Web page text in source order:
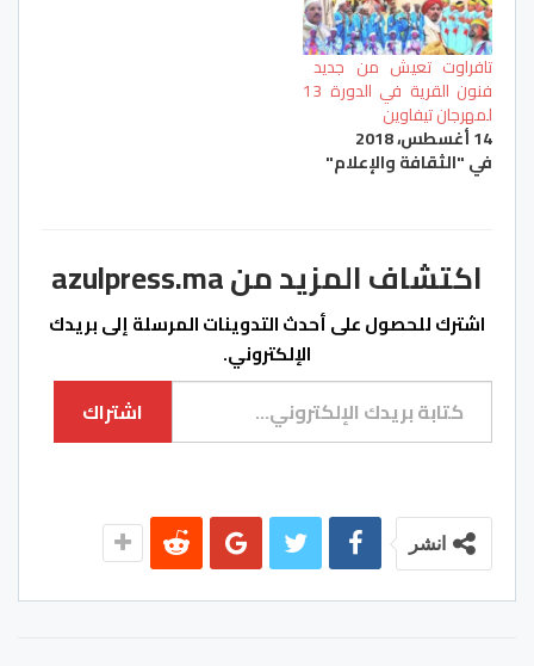
تافراوت تعيش من جديد
فنون القرية في الدورة 13
لمهرجان تيفاوين
14 أغسطس، 2018
في "الثقافة والإعلام"
اكتشاف المزيد من azulpress.ma
اشترك للحصول على أحدث التدوينات المرسلة إلى بريدك
الإلكتروني.
كتابة بريدك الإلكتروني...
اشتراك
انشر